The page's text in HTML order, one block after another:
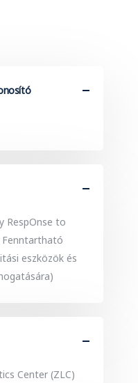
RespOnse to
eszközök és
Center (ZLC)